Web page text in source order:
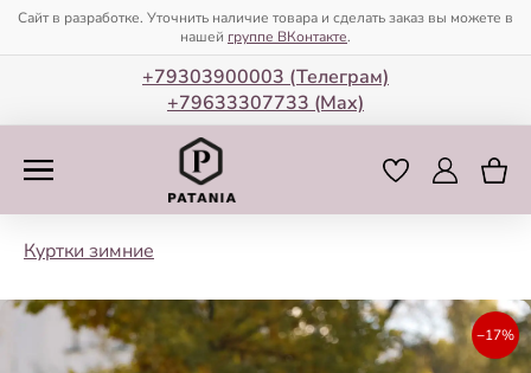
Сайт в разработке. Уточнить наличие товара и сделать заказ вы можете в
нашей группе ВКонтакте.
+79303900003 (Телеграм)
+79633307733 (Мax)
Куртки зимние
−17%